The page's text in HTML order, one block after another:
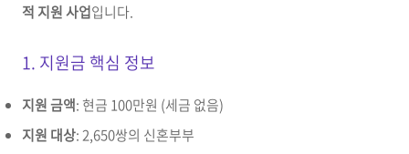
적 지원 사업입니다.
1. 지원금 핵심 정보
지원 금액: 현금 100만원 (세금 없음)
지원 대상: 2,650쌍의 신혼부부